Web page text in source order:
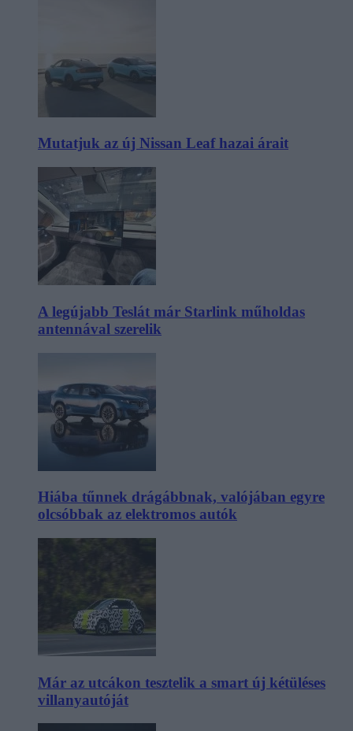
Mutatjuk az új Nissan Leaf hazai árait
A legújabb Teslát már Starlink műholdas
antennával szerelik
Hiába tűnnek drágábbnak, valójában egyre
olcsóbbak az elektromos autók
Már az utcákon tesztelik a smart új kétüléses
villanyautóját